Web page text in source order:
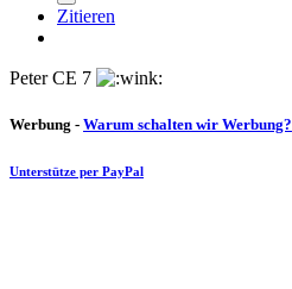
Zitieren
Peter CE 7
Werbung - Warum schalten wir Werbung?
Unterstütze per PayPal